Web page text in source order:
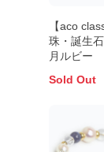
【aco
珠・誕生
月ルビー
Sold Out